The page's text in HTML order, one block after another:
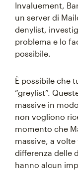
Invaluement,
un server di
denylist,
problema e lo
possibile.
È possibile che
“greylist”.
massive in
non vogliono
momento che
massive, a
differenza delle
hanno alcun